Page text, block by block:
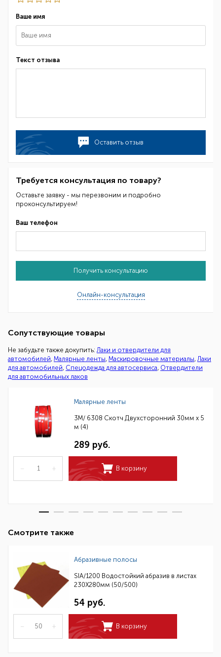
Ваше имя
Текст отзыва
Оставить отзыв
Требуется консультация по товару?
Оставьте заявку - мы перезвоним и подробно
проконсультируем!
Ваш телефон
Получить консультацию
Онлайн-консультация
Сопутствующие товары
Не забудьте также докупить: Лаки и отвердители для
автомобилей, Малярные ленты, Маскировочные материалы, Лаки
для автомобилей, Спецодежда для автосервиса, Отвердители
для автомобильных лаков
Малярные ленты
3M/ 6308 Скотч Двухсторонний 30мм х 5
м (4)
289 руб.
– + В корзину
Смотрите также
Абразивные полосы
SIA/1200 Водостойкий абразив в листах
230Х280мм (50/500)
54 руб.
– + В корзину